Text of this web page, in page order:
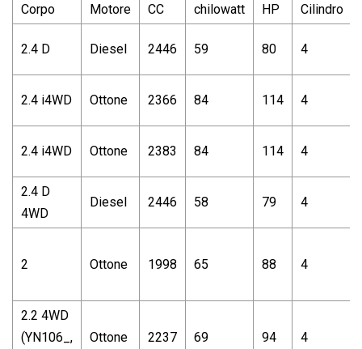
Corpo
Motore CC chilowatt HP Cilindro
2.4 D Diesel 2446 59 80 4
2.4 i4WD Ottone 2366 84 114 4
2.4 i4WD Ottone 2383 84 114 4
2.4 D
4WD
Diesel 2446 58 79 4
2 Ottone 1998 65 88 4
2.2 4WD
(YN106_,
Ottone 2237 69 94 4